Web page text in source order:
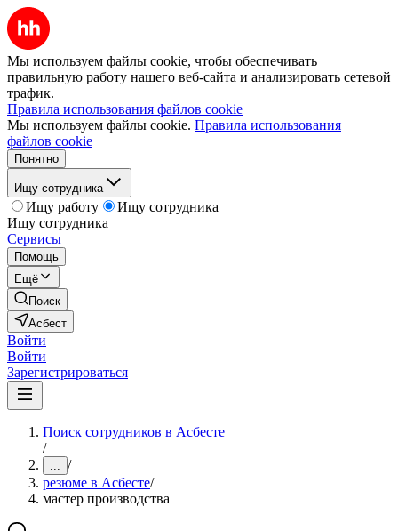
Мы используем файлы cookie, чтобы обеспечивать
правильную работу нашего веб-сайта и анализировать сетевой
трафик.
Правила использования файлов cookie
Мы используем файлы cookie. Правила использования
файлов cookie
Понятно
Ищу сотрудника
Ищу работу
Ищу сотрудника
Ищу сотрудника
Сервисы
Помощь
Ещё
Поиск
Асбест
Войти
Войти
Зарегистрироваться
Поиск сотрудников в Асбесте
/
... /
резюме в Асбесте/
мастер производства